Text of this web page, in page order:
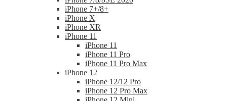
iPhone 7+/8+
iPhone X
iPhone XR
iPhone 11
iPhone 11
iPhone 11 Pro
iPhone 11 Pro Max
iPhone 12
iPhone 12/12 Pro
iPhone 12 Pro Max